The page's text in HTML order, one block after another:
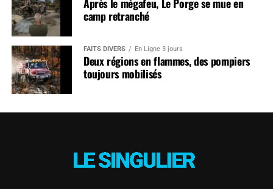
camp retranché
FAITS DIVERS En Ligne 3 jours
Deux régions en flammes, des pompiers
toujours mobilisés